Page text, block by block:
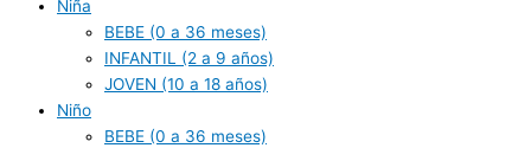
Niña
BEBE (0 a 36 meses)
INFANTIL (2 a 9 años)
JOVEN (10 a 18 años)
Niño
BEBE (0 a 36 meses)